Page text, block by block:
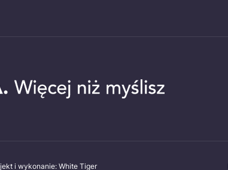
i wykonanie: White Tiger